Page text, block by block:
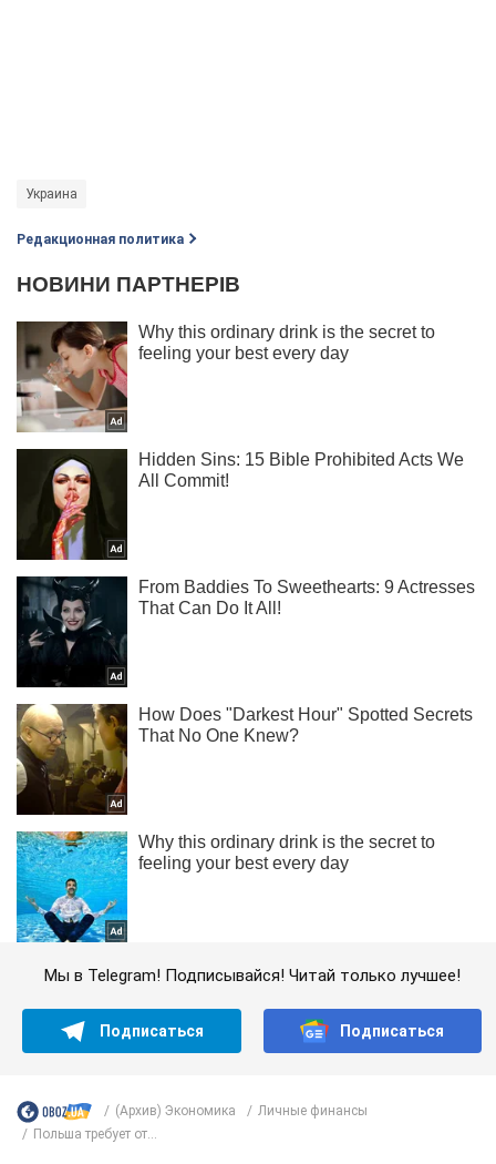
Украина
Редакционная политика
Мы в Telegram! Подписывайся! Читай только лучшее!
Подписаться Подписаться
(Архив) Экономика
Личные финансы
Польша требует от...